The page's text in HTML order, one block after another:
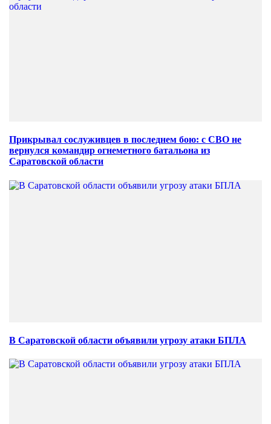
Прикрывал сослуживцев в последнем бою: с СВО не
вернулся командир огнеметного батальона из
Саратовской области
В Саратовской области объявили угрозу атаки БПЛА